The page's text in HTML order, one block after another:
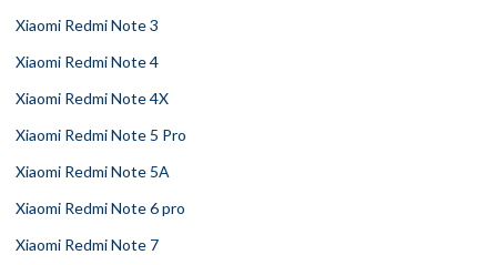
Xiaomi Redmi Note 3
Xiaomi Redmi Note 4
Xiaomi Redmi Note 4X
Xiaomi Redmi Note 5 Pro
Xiaomi Redmi Note 5A
Xiaomi Redmi Note 6 pro
Xiaomi Redmi Note 7